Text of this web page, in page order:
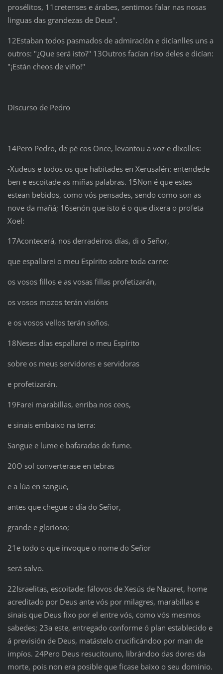
prosélitos, 11cretenses e árabes, sentimos falar nas nosas
linguas das grandezas de Deus".
12Estaban todos pasmados de admiración e dicíanlles uns a
outros: "¿Que será isto?" 13Outros facían riso deles e dicían:
"¡Están cheos de viño!"
Discurso de Pedro
14Pero Pedro, de pé cos Once, levantou a voz e díxolles:
‑Xudeus e todos os que habitades en Xerusalén: entendede
ben e escoitade as miñas palabras. 15Non é que estes
estean bebidos, como vós pensades, sendo como son as
nove da mañá; 16senón que isto é o que dixera o profeta
Xoel:
17Acontecerá, nos derradeiros días, di o Señor,
que espallarei o meu Espírito sobre toda carne:
os vosos fillos e as vosas fillas profetizarán,
os vosos mozos terán visións
e os vosos vellos terán soños.
18Neses días espallarei o meu Espírito
sobre os meus servidores e servidoras
e profetizarán.
19Farei marabillas, enriba nos ceos,
e sinais embaixo na terra:
Sangue e lume e bafaradas de fume.
20O sol converterase en tebras
e a lúa en sangue,
antes que chegue o día do Señor,
grande e glorioso;
21e todo o que invoque o nome do Señor
será salvo.
22Israelitas, escoitade: fálovos de Xesús de Nazaret, home
acreditado por Deus ante vós por milagres, marabillas e
sinais que Deus fixo por el entre vós, como vós mesmos
sabedes; 23a este, entregado conforme ó plan establecido e
á previsión de Deus, matástelo crucificándoo por man de
impíos. 24Pero Deus resucitouno, librándoo das dores da
morte, pois non era posible que ficase baixo o seu dominio.